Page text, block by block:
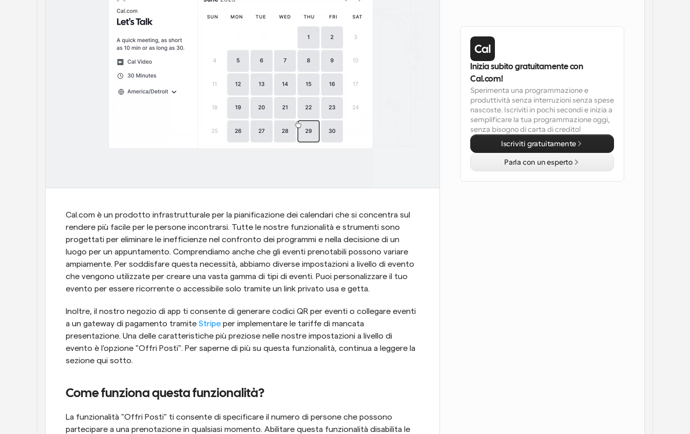
Cal.com è un prodotto infrastrutturale per la pianificazione dei calendari che si concentra sul
rendere più facile per le persone incontrarsi. Tutte le nostre funzionalità e strumenti sono
progettati per eliminare le inefficienze nel confronto dei programmi e nella decisione di un
luogo per un appuntamento. Comprendiamo anche che gli eventi prenotabili possono variare
ampiamente. Per soddisfare questa necessità, abbiamo diverse impostazioni a livello di evento
che vengono utilizzate per creare una vasta gamma di tipi di eventi. Puoi personalizzare il tuo
evento per essere ricorrente o accessibile solo tramite un link privato usa e getta.
Inoltre, il nostro negozio di app ti consente di generare codici QR per eventi o collegare eventi
a un gateway di pagamento tramite Stripe per implementare le tariffe di mancata
presentazione. Una delle caratteristiche più preziose nelle nostre impostazioni a livello di
evento è l'opzione "Offri Posti". Per saperne di più su questa funzionalità, continua a leggere la
sezione qui sotto.
Come funziona questa funzionalità?
La funzionalità "Offri Posti" ti consente di specificare il numero di persone che possono
partecipare a una prenotazione in qualsiasi momento. Abilitare questa funzionalità disabilita le
Inizia subito gratuitamente con
Cal.com!
Sperimenta una programmazione e
produttività senza interruzioni senza spese
nascoste. Iscriviti in pochi secondi e inizia a
semplificare la tua programmazione oggi,
senza bisogno di carta di credito!
Iscriviti gratuitamente
Parla con un esperto